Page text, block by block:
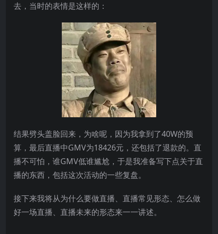
去，当时的表情是这样的：
结果劈头盖脸回来，为啥呢，因为我拿到了40W的预
算，最后直播中GMV为18426元，还包括了退款的。直
播不可怕，谁GMV低谁尴尬，于是我准备写下点关于直
播的东西，包括这次活动的一些复盘。
接下来我将从为什么要做直播、直播常见形态、怎么做
好一场直播、直播未来的形态来一一讲述。